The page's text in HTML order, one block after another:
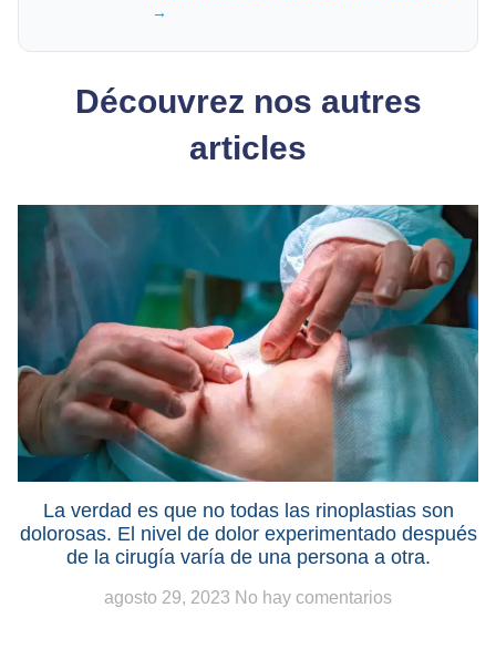
→
Découvrez nos autres
articles
La verdad es que no todas las rinoplastias son
dolorosas. El nivel de dolor experimentado después
de la cirugía varía de una persona a otra.
agosto 29, 2023 No hay comentarios